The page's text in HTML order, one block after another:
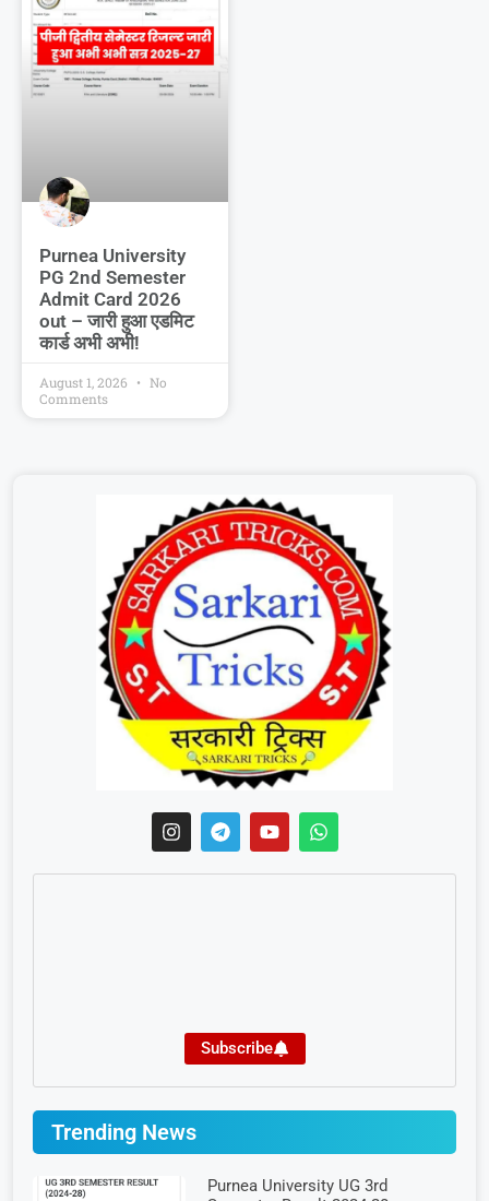
Purnea University
PG 2nd Semester
Admit Card 2026
out – जारी हुआ एडमिट
कार्ड अभी अभी!
August 1, 2026
No
Comments
Subscribe
Trending News
Purnea University UG 3rd